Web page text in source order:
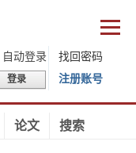
自动登录
找回密码
登录 注册账号
论文 搜索